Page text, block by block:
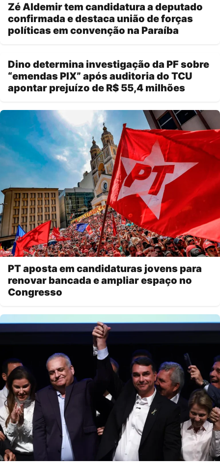
Zé Aldemir tem candidatura a deputado
confirmada e destaca união de forças
políticas em convenção na Paraíba
Dino determina investigação da PF sobre
“emendas PIX” após auditoria do TCU
apontar prejuízo de R$ 55,4 milhões
PT aposta em candidaturas jovens para
renovar bancada e ampliar espaço no
Congresso